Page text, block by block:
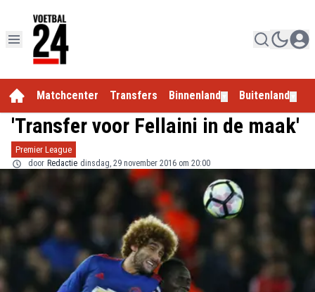
Matchcenter Transfers Binnenland Buitenland
'Transfer voor Fellaini in de maak'
Premier League
door Redactie dinsdag, 29 november 2016 om 20:00